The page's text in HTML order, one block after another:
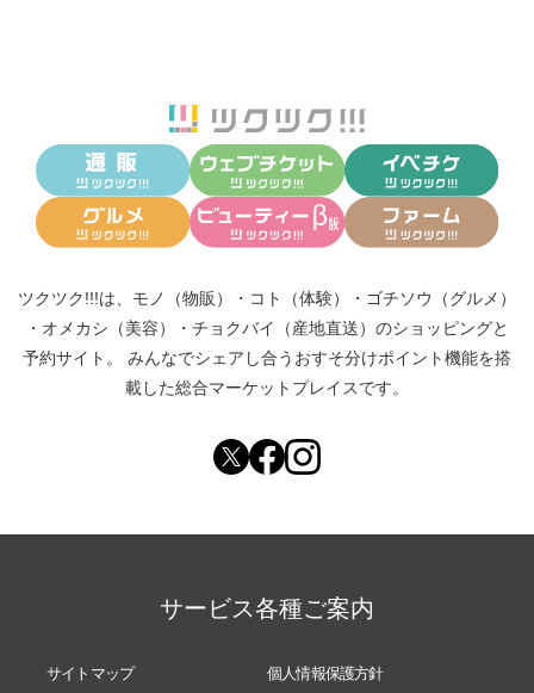
ツクツク!!!は、 モノ（物販） ・ コト（体験） ・ ゴチソウ（グルメ）
・ オメカシ（美容） ・ チョクバイ（産地直送） のショッピングと
予約サイト。
みんなでシェアし合う おすそ分けポイント機能を搭
載した総合マーケットプレイスです。
サービス各種ご案内
サイトマップ 個人情報保護方針